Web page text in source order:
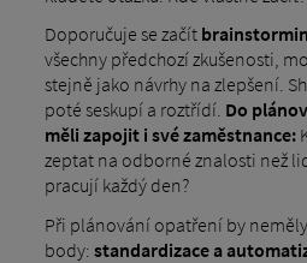
Doporučuje se začít
všechny předchozí zkušenosti,
stejně jako návrhy na zlepšení.
poté seskupí a roztřídí. Do
měli zapojit i své zaměstnance:
zeptat na odborné znalosti než
pracují každý den?
Při plánování opatření by
body: standardizace a